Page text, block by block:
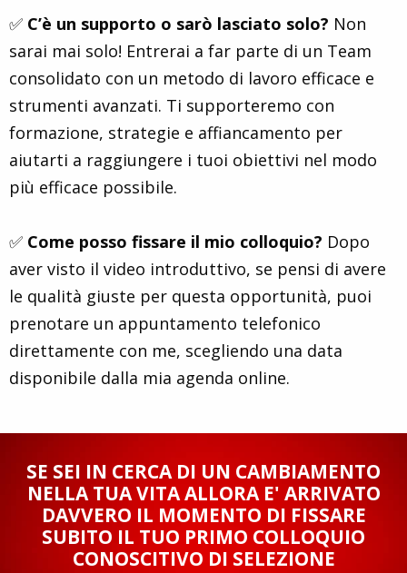
✅ C’è un supporto o sarò lasciato solo? Non
sarai mai solo! Entrerai a far parte di un Team
consolidato con un metodo di lavoro efficace e
strumenti avanzati. Ti supporteremo con
formazione, strategie e affiancamento per
aiutarti a raggiungere i tuoi obiettivi nel modo
più efficace possibile.
✅ Come posso fissare il mio colloquio? Dopo
aver visto il video introduttivo, se pensi di avere
le qualità giuste per questa opportunità, puoi
prenotare un appuntamento telefonico
direttamente con me, scegliendo una data
disponibile dalla mia agenda online.
SE SEI IN CERCA DI UN CAMBIAMENTO
NELLA TUA VITA ALLORA E' ARRIVATO
DAVVERO IL MOMENTO DI FISSARE
SUBITO IL TUO PRIMO COLLOQUIO
CONOSCITIVO DI SELEZIONE